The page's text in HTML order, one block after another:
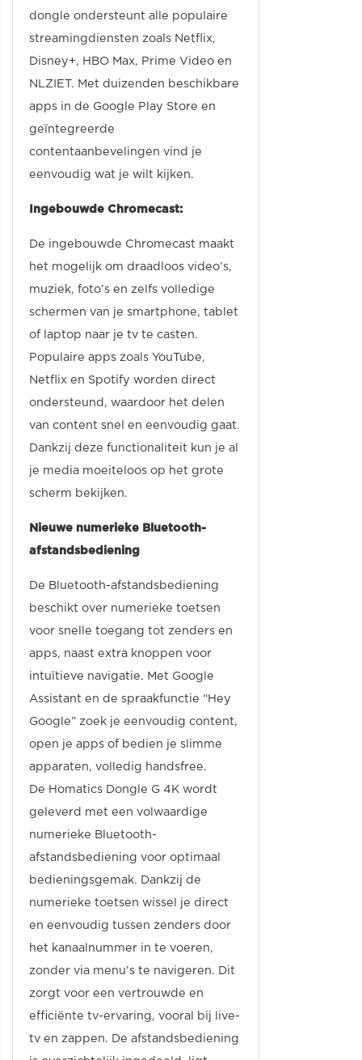
dongle ondersteunt alle populaire
streamingdiensten zoals Netflix,
Disney+, HBO Max, Prime Video en
NLZIET. Met duizenden beschikbare
apps in de Google Play Store en
geïntegreerde
contentaanbevelingen vind je
eenvoudig wat je wilt kijken.
Ingebouwde Chromecast:
De ingebouwde Chromecast maakt
het mogelijk om draadloos video’s,
muziek, foto’s en zelfs volledige
schermen van je smartphone, tablet
of laptop naar je tv te casten.
Populaire apps zoals YouTube,
Netflix en Spotify worden direct
ondersteund, waardoor het delen
van content snel en eenvoudig gaat.
Dankzij deze functionaliteit kun je al
je media moeiteloos op het grote
scherm bekijken.
Nieuwe numerieke Bluetooth-
afstandsbediening
De Bluetooth-afstandsbediening
beschikt over numerieke toetsen
voor snelle toegang tot zenders en
apps, naast extra knoppen voor
intuïtieve navigatie. Met Google
Assistant en de spraakfunctie “Hey
Google” zoek je eenvoudig content,
open je apps of bedien je slimme
apparaten, volledig handsfree.
De Homatics Dongle G 4K wordt
geleverd met een volwaardige
numerieke Bluetooth-
afstandsbediening voor optimaal
bedieningsgemak. Dankzij de
numerieke toetsen wissel je direct
en eenvoudig tussen zenders door
het kanaalnummer in te voeren,
zonder via menu’s te navigeren. Dit
zorgt voor een vertrouwde en
efficiënte tv-ervaring, vooral bij live-
tv en zappen. De afstandsbediening